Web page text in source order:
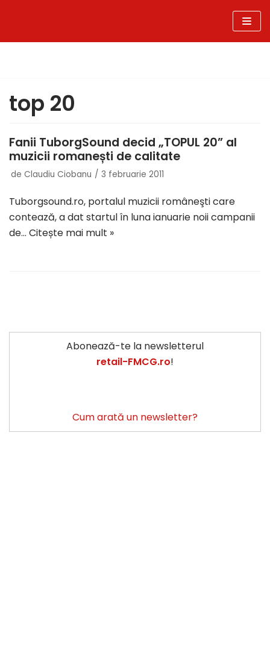
top 20
Fanii TuborgSound decid „TOPUL 20” al
muzicii romanești de calitate
de Claudiu Ciobanu 3 februarie 2011
Tuborgsound.ro, portalul muzicii româneşti care
contează, a dat startul în luna ianuarie noii campanii
de… Citește mai mult »
Abonează-te la newsletterul
retail-FMCG.ro!
Cum arată un newsletter?